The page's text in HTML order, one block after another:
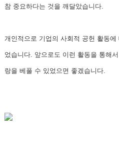
참 중요하다는 것을 깨달았습니다.
개인적으로 기업의 사회적 공헌 활동
었습니다. 앞으로도 이런 활동을 통해
랑을 베풀 수 있었으면 좋겠습니다.